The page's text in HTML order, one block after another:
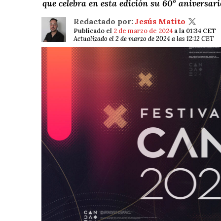
que celebra en esta edición su 60º
Redactado por: Jesús Matito
Publicado el 2 de marzo de 2024 a la 01:34 CET
Actualizado el 2 de marzo de 2024 a las 12:12 CET